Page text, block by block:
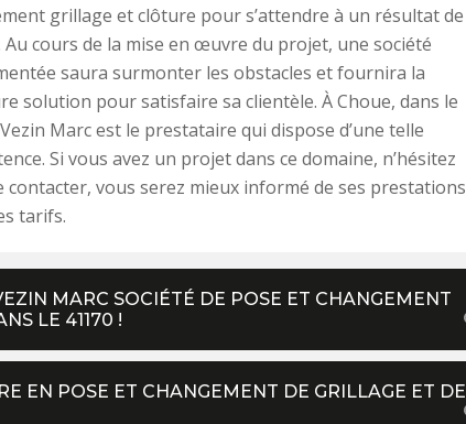
grillage et clôture pour s’attendre à un résultat de
Au cours de la mise en œuvre du projet, une société
saura surmonter les obstacles et fournira la
solution pour satisfaire sa clientèle. À Choue, dans le
Marc est le prestataire qui dispose d’une telle
Si vous avez un projet dans ce domaine, n’hésitez
contacter, vous serez mieux informé de ses prestations
tarifs.
MARC SOCIÉTÉ DE POSE ET CHANGEMENT
LE 41170 !
EN POSE ET CHANGEMENT DE GRILLAGE ET DE